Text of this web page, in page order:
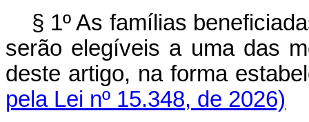
§ 1º As famílias
serão elegíveis a uma das
deste artigo, na forma
pela Lei nº 15.348, de 2026)